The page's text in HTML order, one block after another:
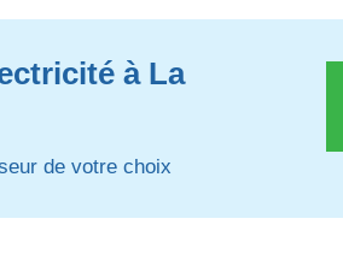
à La
de votre choix